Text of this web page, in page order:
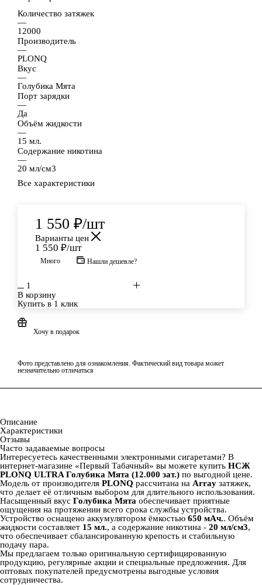
Количество затяжек
—
12000
Производитель
—
PLONQ
Вкус
—
Голубика Мята
Порт зарядки
—
Да
Объём жидкости
—
15 мл.
Содержание никотина
—
20 мл/см3
Все характеристики
1 550 ₽/шт
Варианты цен
1 550 ₽/шт
Много Нашли дешевле?
В корзину
Купить в 1 клик
Хочу в подарок
Фото представлено для ознакомления. Фактический вид товара может
незначительно отличаться
Описание
Характеристики
Отзывы
Часто задаваемые вопросы
Интересуетесь качественными электронными сигаретами? В
интернет‑магазине «Первый Табачный» вы можете купить НСЖ
PLONQ ULTRA Голубика Мята (12.000 зат.) по выгодной цене.
Модель от производителя PLONQ рассчитана на Array затяжек,
что делает её отличным выбором для длительного использования.
Насыщенный вкус Голубика Мята обеспечивает приятные
ощущения на протяжении всего срока службы устройства.
Устройство оснащено аккумулятором ёмкостью 650 мАч.. Объём
жидкости составляет 15 мл., а содержание никотина - 20 мл/см3,
что обеспечивает сбалансированную крепость и стабильную
подачу пара.
Мы предлагаем только оригинальную сертифицированную
продукцию, регулярные акции и специальные предложения. Для
оптовых покупателей предусмотрены выгодные условия
сотрудничества.